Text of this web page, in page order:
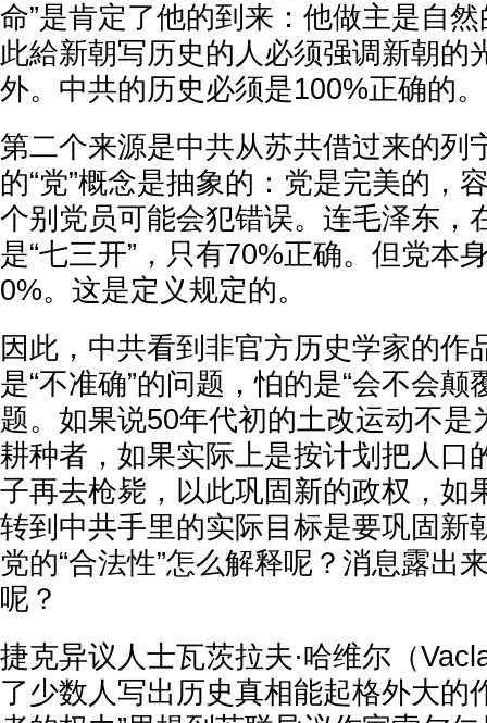
命”是肯定了他的到来：他做主是自
此給新朝写历史的人必须强调新朝的
外。中共的历史必须是100%正确的。
第二个来源是中共从苏共借过来的列
的“党”概念是抽象的：党是完美的，
个别党员可能会犯错误。连毛泽东，
是“七三开”，只有70%正确。但党本
0%。这是定义规定的。
因此，中共看到非官方历史学家的作
是“不准确”的问题，怕的是“会不会颠
题。如果说50年代初的土改运动不是
耕种者，如果实际上是按计划把人口
子再去枪毙，以此巩固新的政权，如
转到中共手里的实际目标是要巩固新
党的“合法性”怎么解释呢？消息露出
呢？
捷克异议人士瓦茨拉夫·哈维尔（
了少数人写出历史真相能起格外大的